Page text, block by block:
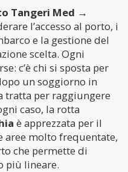
Tangeri Med →
l’accesso al porto, i
e la gestione del
scelta. Ogni
c’è chi si sposta per
un soggiorno in
tratta per raggiungere
caso, la rotta
è apprezzata per il
molto frequentate,
che permette di
più lineare.